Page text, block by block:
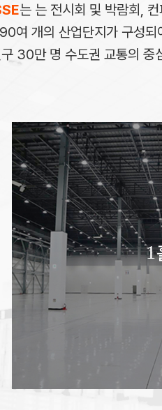
는 는 전시회 및 박람회,
여 개의 산업단지가 구성
30만 명 수도권 교통의 중
1